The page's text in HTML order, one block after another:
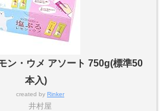
ン・ウメ アソート 750g(標準50
本入)
created by Rinker
井村屋